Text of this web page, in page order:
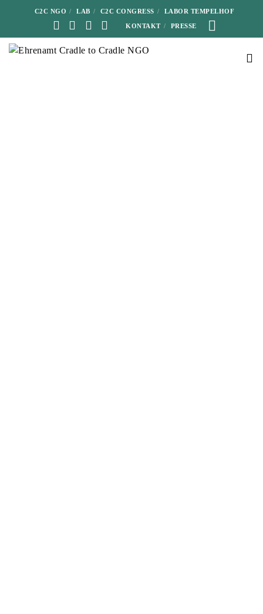
C2C NGO LAB C2C CONGRESS LABOR TEMPELHOF
KONTAKT PRESSE